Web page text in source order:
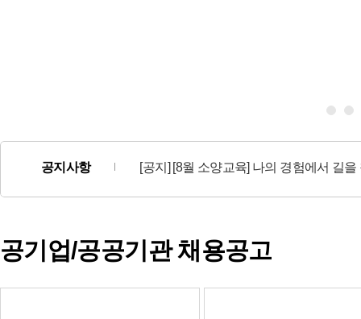
공지사항 [공지] [8월 소양교육] 나의 경험에서 길
공기업/공공기관 채용공고